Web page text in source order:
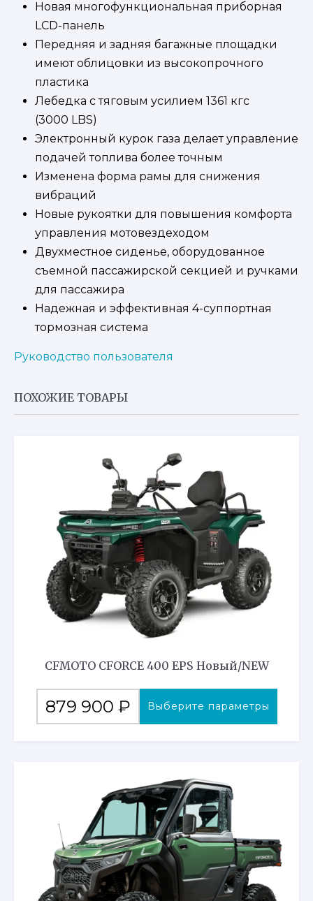
Новая многофункциональная приборная
LСD-панель
Передняя и задняя багажные площадки
имеют облицовки из высокопрочного
пластика
Лебедка с тяговым усилием 1361 кгс
(3000 LBS)
Электронный курок газа делает управление
подачей топлива более точным
Изменена форма рамы для снижения
вибраций
Новые рукоятки для повышения комфорта
управления мотовездеходом
Двухместное сиденье, оборудованное
съемной пассажирской секцией и ручками
для пассажира
Надежная и эффективная 4-суппортная
тормозная система
Руководство пользователя
ПОХОЖИЕ ТОВАРЫ
CFMOTO CFORCE 400 EPS Новый/NEW
879 900 ₽ Выберите параметры
Опции
можно
выбрать
на
странице
товара.